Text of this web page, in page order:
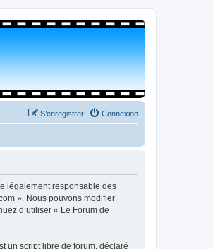
Connexion
S’enregistrer
légalement responsable des
». Nous pouvons modifier
d’utiliser « Le Forum de
un script libre de forum, déclaré